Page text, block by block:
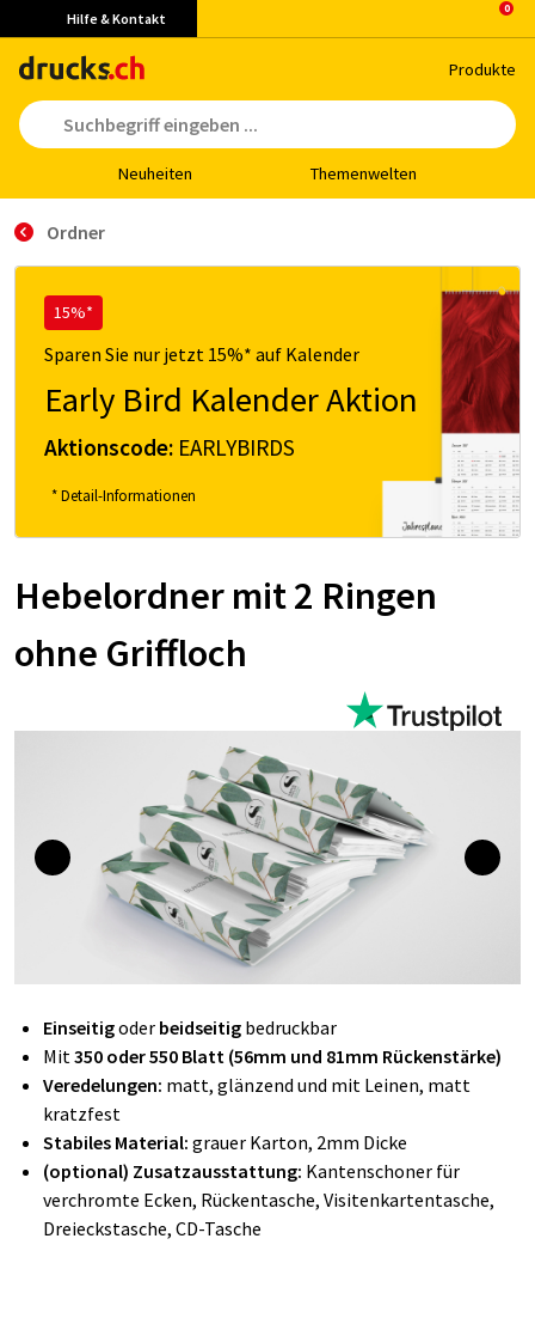
Hilfe & Kontakt
Pro­duk­te
Neu­hei­ten The­men­wel­ten
Ordner
15%*
Sparen Sie nur jetzt 15%* auf Kalender
Early Bird Kalender Aktion
Aktionscode: EARLYBIRDS
* Detail-Informationen
Hebelordner mit 2 Ringen
ohne Griffloch
Einseitigoder beidseitig bedruckbar
Mit 350 oder 550 Blatt (56mm und 81mm Rückenstärke)
Veredelungen: matt, glänzend und mit Leinen, matt
kratzfest
Stabiles Material: grauer Karton, 2mm Dicke
(optional) Zusatzausstattung: Kantenschoner für
verchromte Ecken, Rückentasche, Visitenkartentasche,
Dreieckstasche, CD-Tasche